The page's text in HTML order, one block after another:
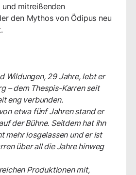
und mitreißenden
den Mythos von Ödipus neu
Wildungen, 29 Jahre, lebt er
– dem Thespis-Karren seit
eng verbunden.
etwa fünf Jahren stand er
der Bühne. Seitdem hat ihn
mehr losgelassen und er ist
über all die Jahre hinweg
Produktionen mit,